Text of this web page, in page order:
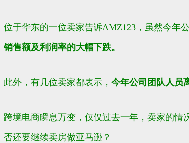
位于华东的一位卖家告诉AMZ123，虽然今年
销售额及利润率的大幅下跌。
此外，有几位卖家都表示， 今年公司团队人员
跨境电商瞬息万变，仅仅过去一年，卖家的情
否还要继续卖房做亚马逊？